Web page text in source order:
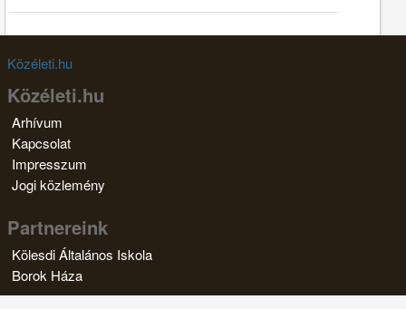
Közéleti.hu
Közéleti.hu
Arhívum
Kapcsolat
Impresszum
Jogi közlemény
Partnereink
Kölesdi Általános Iskola
Borok Háza